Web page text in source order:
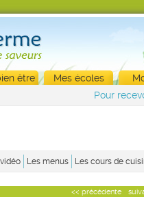
être Mes écoles
Pour
Les menus Les cours de
<< précédente